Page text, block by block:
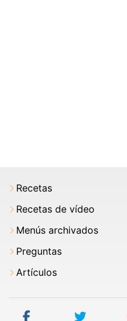
Recetas
Recetas de vídeo
Menús archivados
Preguntas
Artículos
facebook twitter